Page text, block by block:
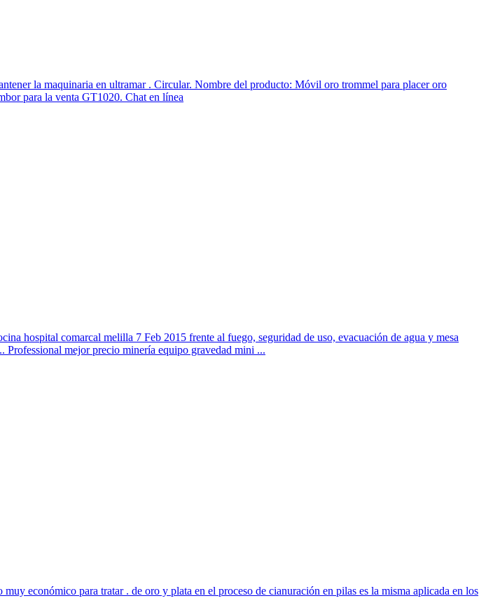
la maquinaria en ultramar . Circular. Nombre del producto: Móvil oro trommel para placer oro
para la venta GT1020. Chat en línea
hospital comarcal melilla 7 Feb 2015 frente al fuego, seguridad de uso, evacuación de agua y mesa
Professional mejor precio minería equipo gravedad mini ...
económico para tratar . de oro y plata en el proceso de cianuración en pilas es la misma aplicada en los